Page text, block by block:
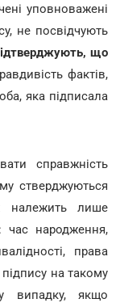
уповноважені
не посвідчують
що
фактів,
яка підписала
справжність
стверджуються
належить лише
час народження,
права
на такому
випадку, якщо